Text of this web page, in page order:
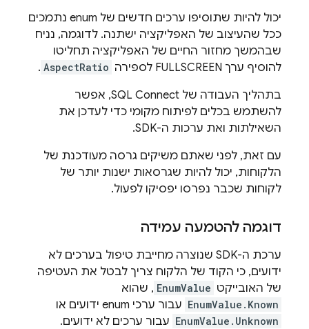
יכול להיות שתוסיפו ערכים חדשים של enum נתמכים
ככל שהעיצוב של האפליקציה ישתנה. לדוגמה, נניח
שבהמשך מחזור החיים של האפליקציה תחליטו
להוסיף ערך FULLSCREEN לספירה
AspectRatio
.
בתהליך העבודה של SQL Connect, אפשר
להשתמש בכלים לפיתוח מקומי כדי לעדכן את
השאילתות ואת ערכות ה-SDK.
עם זאת, לפני שאתם משיקים גרסה מעודכנת של
הלקוחות, יכול להיות שגרסאות ישנות יותר של
לקוחות שכבר נפרסו יפסיקו לפעול.
דוגמה להטמעה עמידה
ערכת ה-SDK שנוצרה מחייבת טיפול בערכים לא
ידועים, כי הקוד של הלקוח צריך לבטל את העטיפה
של האובייקט EnumValue , שהוא
EnumValue.Known עבור ערכי enum ידועים או
EnumValue.Unknown עבור ערכים לא ידועים.